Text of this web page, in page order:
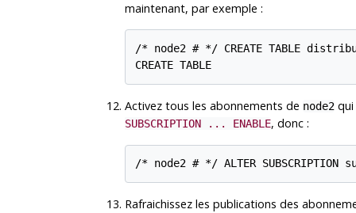
maintenant, par exemple :
/* node2 # */ CREATE TABLE
Activez tous les abonnements de node2qui
SUBSCRIPTION ... ENABLE, donc :
Rafraichissez les publications des